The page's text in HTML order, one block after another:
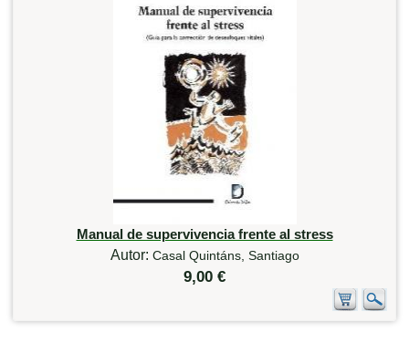
Manual de supervivencia frente al stress
Autor: Casal Quintáns, Santiago
9,00 €